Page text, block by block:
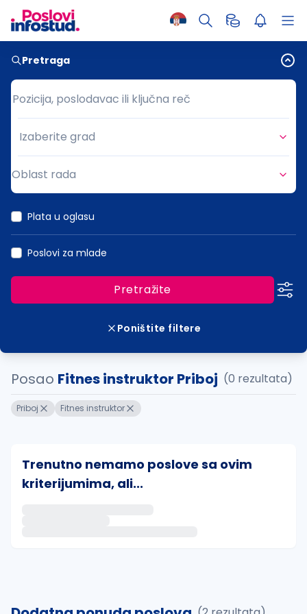
Pretraga
Pozicija, poslodavac ili ključna reč
Pozicija, poslodavac ili ključna reč
Grad
Izaberite grad
Oblast rada
Plata u oglasu
Poslovi za mlade
Pretražite
Poništite filtere
Posao Fitnes instruktor Priboj (0 rezultata)
Priboj Fitnes instruktor
Trenutno nemamo poslove sa ovim
kriterijumima, ali...